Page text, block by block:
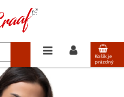
Košík je
prázdný